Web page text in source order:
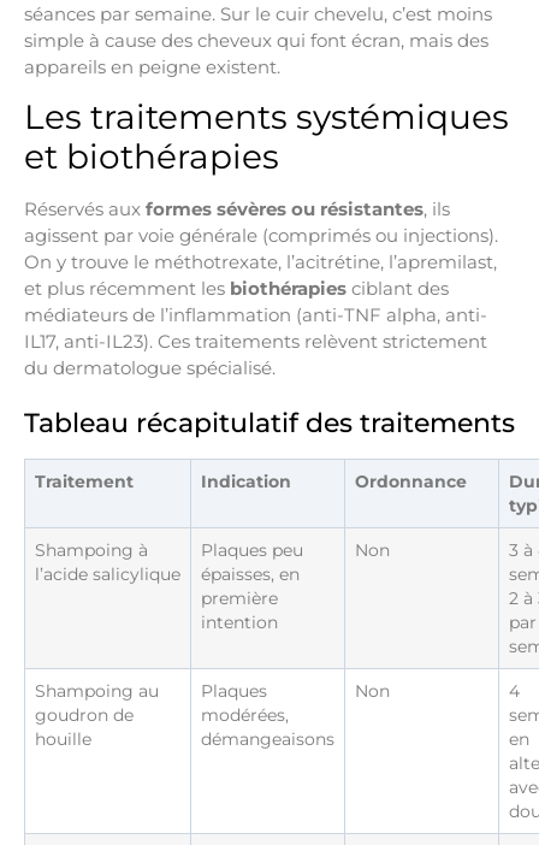
séances par semaine. Sur le cuir chevelu, c’est moins
simple à cause des cheveux qui font écran, mais des
appareils en peigne existent.
Les traitements systémiques
et biothérapies
Réservés aux formes sévères ou résistantes, ils
agissent par voie générale (comprimés ou injections).
On y trouve le méthotrexate, l’acitrétine, l’apremilast,
et plus récemment les biothérapies ciblant des
médiateurs de l’inflammation (anti-TNF alpha, anti-
IL17, anti-IL23). Ces traitements relèvent strictement
du dermatologue spécialisé.
Tableau récapitulatif des traitements
Traitement Indication Ordonnance
Shampoing à
l’acide salicylique
Plaques peu
épaisses, en
première
intention
Non
3 à
2 à
par
Shampoing au
goudron de
houille
Plaques
modérées,
démangeaisons
Non
4
en